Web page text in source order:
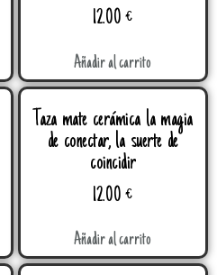
12.00€
Añadir al carrito
Taza mate cerámica la magia
de conectar, la suerte de
coincidir
12.00€
Añadir al carrito